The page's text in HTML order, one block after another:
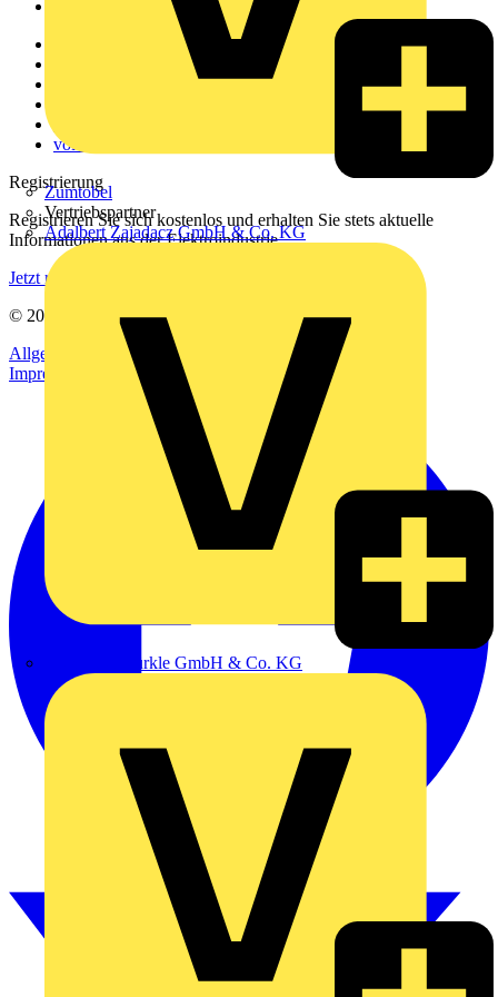
Zumtobel
Vertriebspartner
Adalbert Zajadacz GmbH & Co. KG
Alexander Bürkle GmbH & Co. KG
voltimum.com
Registrierung
Registrieren Sie sich kostenlos und erhalten Sie stets aktuelle
Informationen aus der Elektroindustrie.
Jetzt registrieren
© 2002-
Voltimum
Allgemeine Geschäftsbedingungen
Datenschutzerklärung
Impressum